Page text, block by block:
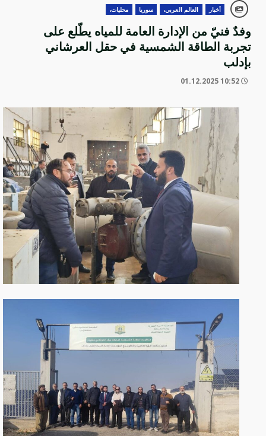
أخبار العالم العربي، سوريا محليات،
وفدٌ فنيّ من الإدارة العامة للمياه يطّلع على
تجربة الطاقة الشمسية في حقل العرشاني
بإدلب